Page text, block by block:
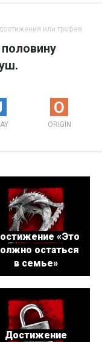
или трофея
O
ORIGIN
«Это
остаться
в семье»
Достижение